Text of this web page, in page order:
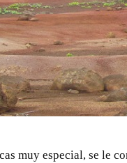
muy especial, se le